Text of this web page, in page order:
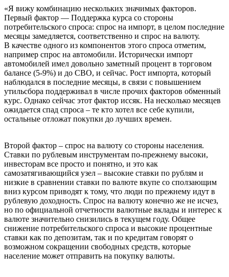
«Я вижу комбинацию нескольких значимых факторов.
Первый фактор — Поддержка курса со стороны
потребительского спроса: спрос на импорт, в целом последние
месяцы замедляется, соответственно и спрос на валюту.
В качестве одного из компонентов этого спроса отметим,
например спрос на автомобили. Исторически импорт
автомобилей имел довольно заметный процент в торговом
балансе (5-9%) и до СВО, и сейчас. Рост импорта, который
наблюдался в последние месяцы, в связи с повышением
утильсбора поддерживал в числе прочих факторов обменный
курс. Однако сейчас этот фактор иссяк. На несколько месяцев
ожидается спад спроса – те кто хотел все себе купили,
остальные отложат покупки до лучших времен.
Второй фактор – спрос на валюту со стороны населения.
Ставки по рублевым инструментам по-прежнему высоки,
инвесторам все просто и понятно, и это как
самозатягивающийся узел – высокие ставки по рублям и
низкие в сравнении ставки по валюте вкупе со сползающим
вниз курсом приводят к тому, что люди по прежнему идут в
рублевую доходность. Спрос на валюту конечно же не исчез,
но по официальной отчетности валютные вклады и интерес к
валюте значительно снизились в текущем году. Общее
снижение потребительского спроса и высокие процентные
ставки как по депозитам, так и по кредитам говорят о
возможном сокращении свободных средств, которые
население может отправить на покупку валюты.